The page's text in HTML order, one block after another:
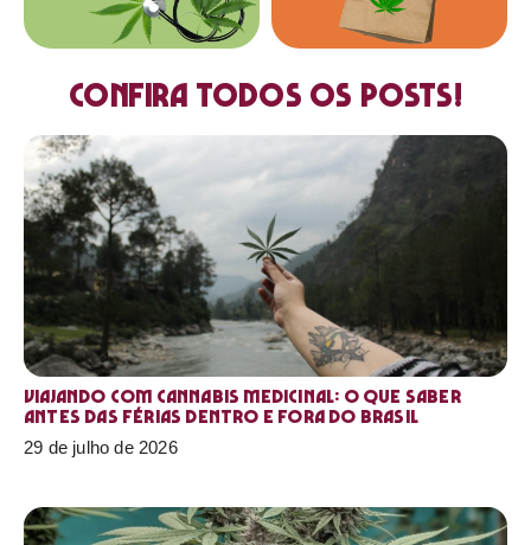
Confira todos os posts!
Viajando com cannabis medicinal: o que saber
antes das férias dentro e fora do Brasil
29 de julho de 2026